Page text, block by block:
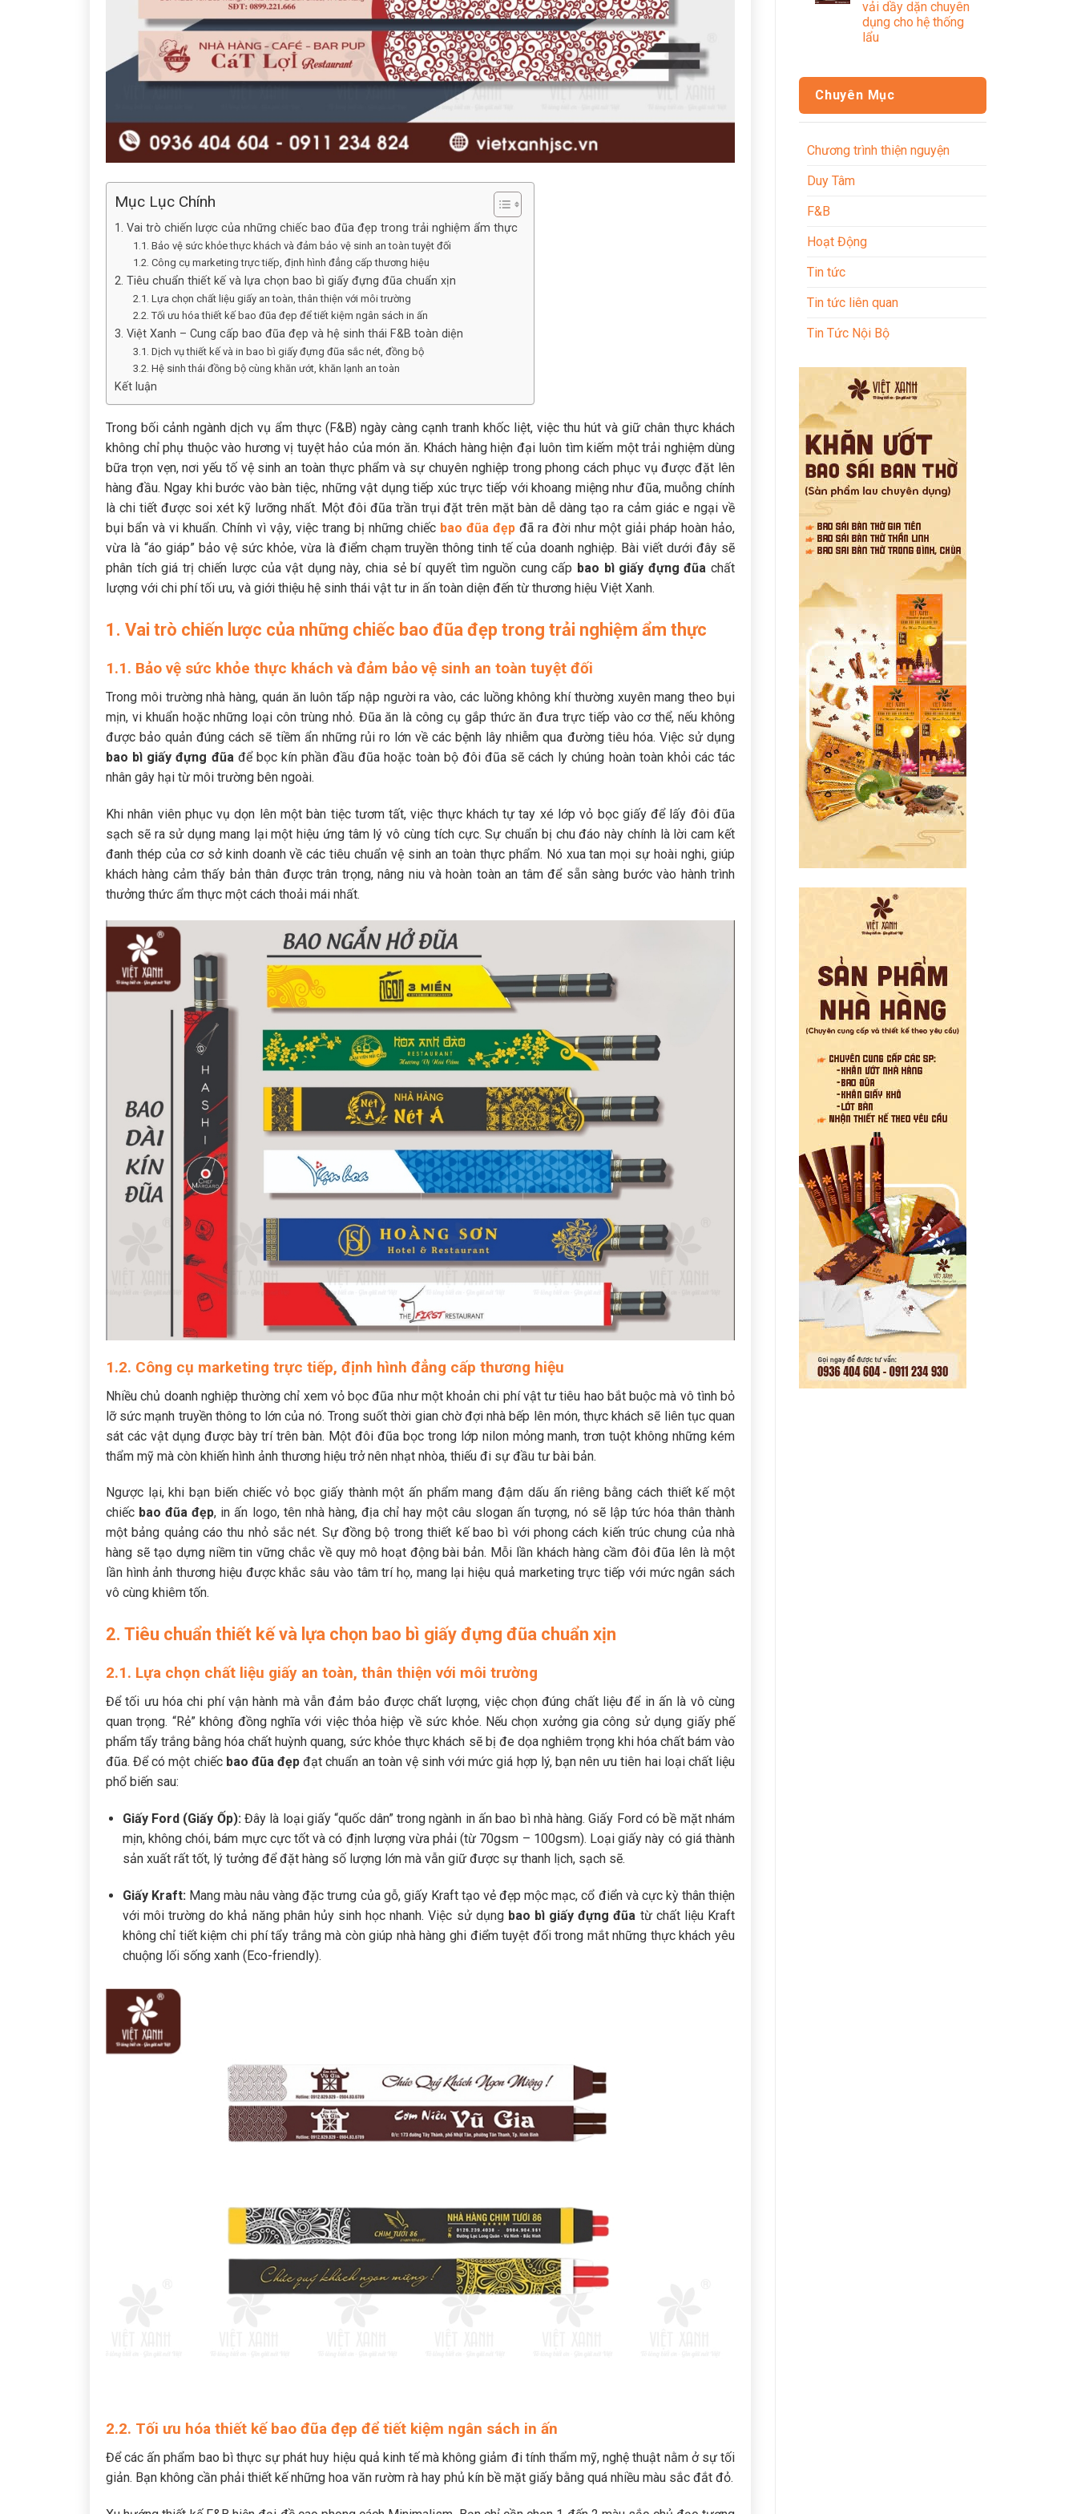
Mục Lục Chính
1. Vai trò chiến lược của những chiếc bao đũa đẹp trong trải nghiệm ẩm thực
1.1. Bảo vệ sức khỏe thực khách và đảm bảo vệ sinh an toàn tuyệt đối
1.2. Công cụ marketing trực tiếp, định hình đẳng cấp thương hiệu
2. Tiêu chuẩn thiết kế và lựa chọn bao bì giấy đựng đũa chuẩn xịn
2.1. Lựa chọn chất liệu giấy an toàn, thân thiện với môi trường
2.2. Tối ưu hóa thiết kế bao đũa đẹp để tiết kiệm ngân sách in ấn
3. Việt Xanh – Cung cấp bao đũa đẹp và hệ sinh thái F&B toàn diện
3.1. Dịch vụ thiết kế và in bao bì giấy đựng đũa sắc nét, đồng bộ
3.2. Hệ sinh thái đồng bộ cùng khăn ướt, khăn lạnh an toàn
Kết luận
Trong bối cảnh ngành dịch vụ ẩm thực (F&B) ngày càng cạnh tranh khốc liệt, việc thu hút và giữ chân thực khách
không chỉ phụ thuộc vào hương vị tuyệt hảo của món ăn. Khách hàng hiện đại luôn tìm kiếm một trải nghiệm dùng
bữa trọn vẹn, nơi yếu tố vệ sinh an toàn thực phẩm và sự chuyên nghiệp trong phong cách phục vụ được đặt lên
hàng đầu. Ngay khi bước vào bàn tiệc, những vật dụng tiếp xúc trực tiếp với khoang miệng như đũa, muỗng chính
là chi tiết được soi xét kỹ lưỡng nhất. Một đôi đũa trần trụi đặt trên mặt bàn dễ dàng tạo ra cảm giác e ngại về
bụi bẩn và vi khuẩn. Chính vì vậy, việc trang bị những chiếc bao đũa đẹp đã ra đời như một giải pháp hoàn hảo,
vừa là “áo giáp” bảo vệ sức khỏe, vừa là điểm chạm truyền thông tinh tế của doanh nghiệp. Bài viết dưới đây sẽ
phân tích giá trị chiến lược của vật dụng này, chia sẻ bí quyết tìm nguồn cung cấp bao bì giấy đựng đũa chất
lượng với chi phí tối ưu, và giới thiệu hệ sinh thái vật tư in ấn toàn diện đến từ thương hiệu Việt Xanh.
1. Vai trò chiến lược của những chiếc bao đũa đẹp trong trải nghiệm ẩm thực
1.1. Bảo vệ sức khỏe thực khách và đảm bảo vệ sinh an toàn tuyệt đối
Trong môi trường nhà hàng, quán ăn luôn tấp nập người ra vào, các luồng không khí thường xuyên mang theo bụi
mịn, vi khuẩn hoặc những loại côn trùng nhỏ. Đũa ăn là công cụ gắp thức ăn đưa trực tiếp vào cơ thể, nếu không
được bảo quản đúng cách sẽ tiềm ẩn những rủi ro lớn về các bệnh lây nhiễm qua đường tiêu hóa. Việc sử dụng
bao bì giấy đựng đũađể bọc kín phần đầu đũa hoặc toàn bộ đôi đũa sẽ cách ly chúng hoàn toàn khỏi các tác
nhân gây hại từ môi trường bên ngoài.
Khi nhân viên phục vụ dọn lên một bàn tiệc tươm tất, việc thực khách tự tay xé lớp vỏ bọc giấy để lấy đôi đũa
sạch sẽ ra sử dụng mang lại một hiệu ứng tâm lý vô cùng tích cực. Sự chuẩn bị chu đáo này chính là lời cam kết
đanh thép của cơ sở kinh doanh về các tiêu chuẩn vệ sinh an toàn thực phẩm. Nó xua tan mọi sự hoài nghi, giúp
khách hàng cảm thấy bản thân được trân trọng, nâng niu và hoàn toàn an tâm để sẵn sàng bước vào hành trình
thưởng thức ẩm thực một cách thoải mái nhất.
1.2. Công cụ marketing trực tiếp, định hình đẳng cấp thương hiệu
Nhiều chủ doanh nghiệp thường chỉ xem vỏ bọc đũa như một khoản chi phí vật tư tiêu hao bắt buộc mà vô tình bỏ
lỡ sức mạnh truyền thông to lớn của nó. Trong suốt thời gian chờ đợi nhà bếp lên món, thực khách sẽ liên tục quan
sát các vật dụng được bày trí trên bàn. Một đôi đũa bọc trong lớp nilon mỏng manh, trơn tuột không những kém
thẩm mỹ mà còn khiến hình ảnh thương hiệu trở nên nhạt nhòa, thiếu đi sự đầu tư bài bản.
Ngược lại, khi bạn biến chiếc vỏ bọc giấy thành một ấn phẩm mang đậm dấu ấn riêng bằng cách thiết kế một
chiếc bao đũa đẹp, in ấn logo, tên nhà hàng, địa chỉ hay một câu slogan ấn tượng, nó sẽ lập tức hóa thân thành
một bảng quảng cáo thu nhỏ sắc nét. Sự đồng bộ trong thiết kế bao bì với phong cách kiến trúc chung của nhà
hàng sẽ tạo dựng niềm tin vững chắc về quy mô hoạt động bài bản. Mỗi lần khách hàng cầm đôi đũa lên là một
lần hình ảnh thương hiệu được khắc sâu vào tâm trí họ, mang lại hiệu quả marketing trực tiếp với mức ngân sách
vô cùng khiêm tốn.
2. Tiêu chuẩn thiết kế và lựa chọn bao bì giấy đựng đũa chuẩn xịn
2.1. Lựa chọn chất liệu giấy an toàn, thân thiện với môi trường
Để tối ưu hóa chi phí vận hành mà vẫn đảm bảo được chất lượng, việc chọn đúng chất liệu để in ấn là vô cùng
quan trọng. “Rẻ” không đồng nghĩa với việc thỏa hiệp về sức khỏe. Nếu chọn xưởng gia công sử dụng giấy phế
phẩm tẩy trắng bằng hóa chất huỳnh quang, sức khỏe thực khách sẽ bị đe dọa nghiêm trọng khi hóa chất bám vào
đũa. Để có một chiếc bao đũa đẹp đạt chuẩn an toàn vệ sinh với mức giá hợp lý, bạn nên ưu tiên hai loại chất liệu
phổ biến sau:
Giấy Ford (Giấy Ốp):Đây là loại giấy “quốc dân” trong ngành in ấn bao bì nhà hàng. Giấy Ford có bề mặt nhám
mịn, không chói, bám mực cực tốt và có định lượng vừa phải (từ 70gsm – 100gsm). Loại giấy này có giá thành
sản xuất rất tốt, lý tưởng để đặt hàng số lượng lớn mà vẫn giữ được sự thanh lịch, sạch sẽ.
Giấy Kraft:Mang màu nâu vàng đặc trưng của gỗ, giấy Kraft tạo vẻ đẹp mộc mạc, cổ điển và cực kỳ thân thiện
với môi trường do khả năng phân hủy sinh học nhanh. Việc sử dụng bao bì giấy đựng đũa từ chất liệu Kraft
không chỉ tiết kiệm chi phí tẩy trắng mà còn giúp nhà hàng ghi điểm tuyệt đối trong mắt những thực khách yêu
chuộng lối sống xanh (Eco-friendly).
2.2. Tối ưu hóa thiết kế bao đũa đẹp để tiết kiệm ngân sách in ấn
Để các ấn phẩm bao bì thực sự phát huy hiệu quả kinh tế mà không giảm đi tính thẩm mỹ, nghệ thuật nằm ở sự tối
giản. Bạn không cần phải thiết kế những hoa văn rườm rà hay phủ kín bề mặt giấy bằng quá nhiều màu sắc đắt đỏ.
vải dầy dặn chuyên
dụng cho hệ thống
lẩu
Chuyên Mục
Chương trình thiện nguyện
Duy Tâm
F&B
Hoạt Động
Tin tức
Tin tức liên quan
Tin Tức Nội Bộ